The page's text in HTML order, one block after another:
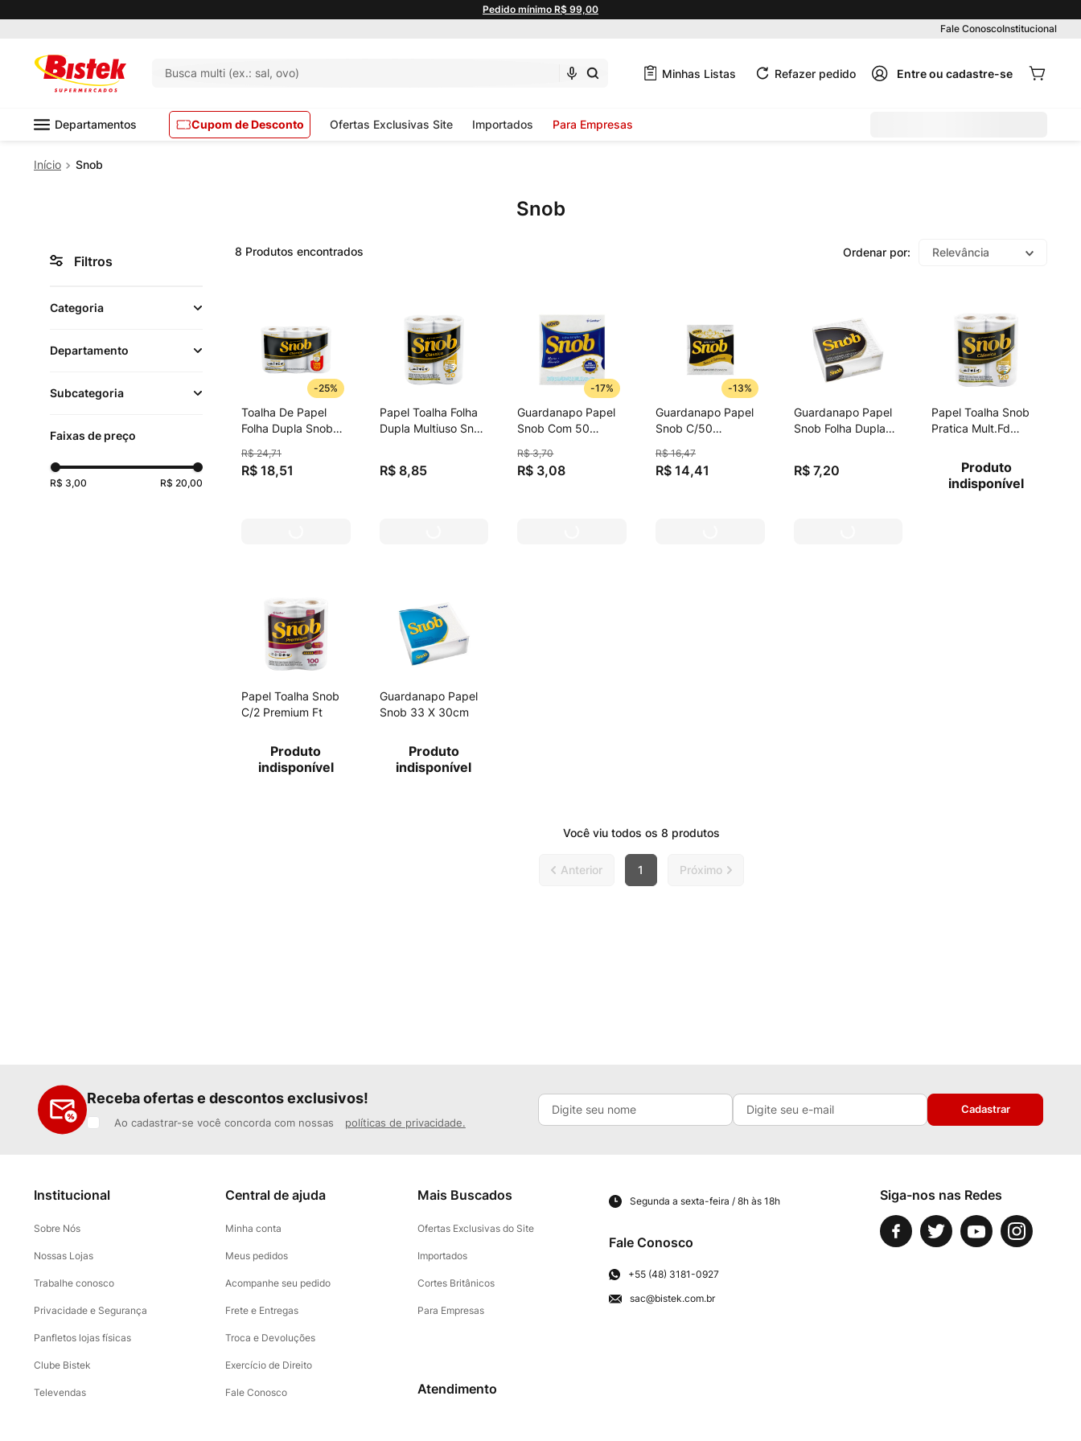
Pedido mínimo R$ 99,00
Fale ConoscoInstitucional
Busca multi (ex.: sal, ovo) Minhas Listas Refazer pedido
Departamentos Cupom de Desconto Ofertas Exclusivas Site Importados Para Empresas
Snob
Snob
Filtros
Categoria
Departamento
Subcategoria
Papéis Toalha e
Guardanapos
1)
Faixas de preço
R$ 3,00 R$ 20,00
8 Produtos Relevância
-25%
Toalha De Papel
Folha Dupla Snob
Unid
R$ 24,71
R$ 18,51
Papel Toalha Folha
Dupla Multiuso Snob
Unid.
R$ 8,85
-17%
Guardanapo Papel
Snob Com 50
R$ 3,70
R$ 3,08
-13%
Guardanapo Papel
Snob C/50
R$ 16,47
R$ 14,41
Guardanapo Papel
Snob Folha Dupla
R$ 7,20
Papel Toalha Snob
Pratica Mult.Fd
Produto
indisponível
Papel Toalha Snob
C/2 Premium Ft
Produto
indisponível
Guardanapo Papel
Snob 33 X 30cm
Produto
indisponível
Você viu todos os 8 produtos
1
Receba ofertas e descontos exclusivos!
Ao cadastrar-se você concorda com nossas políticas de privacidade.
Cadastrar
Institucional
Sobre Nós
Nossas Lojas
Trabalhe conosco
Privacidade e Segurança
Panfletos lojas físicas
Clube Bistek
Televendas
Central de ajuda
Minha conta
Meus pedidos
Acompanhe seu pedido
Frete e Entregas
Troca e Devoluções
Exercício de Direito
Fale Conosco
Mais Buscados
Ofertas Exclusivas do Site
Importados
Cortes Britânicos
Para Empresas
Atendimento
Segunda a sexta-feira / 8h às 18h
Fale Conosco
+55 (48) 3181-0927
sac@bistek.com.br
Siga-nos nas Redes